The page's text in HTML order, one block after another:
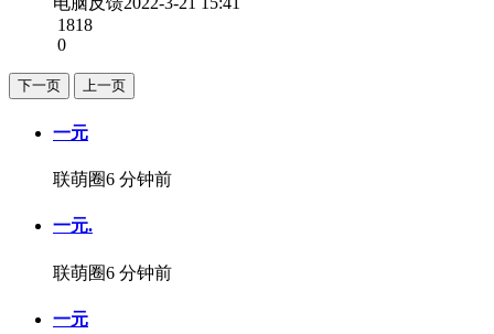
1818
0
下一页 上一页
一元
联萌圈6 分钟前
一元.
联萌圈6 分钟前
一元